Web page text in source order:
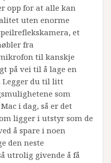
opp for at alle kan
uten enorme
et
fra
til kanskje
på vei til å lage en
Legger du til litt
som
i dag, så er det
ligger i utstyr som de
å spare i noen
den neste
utrolig givende å få